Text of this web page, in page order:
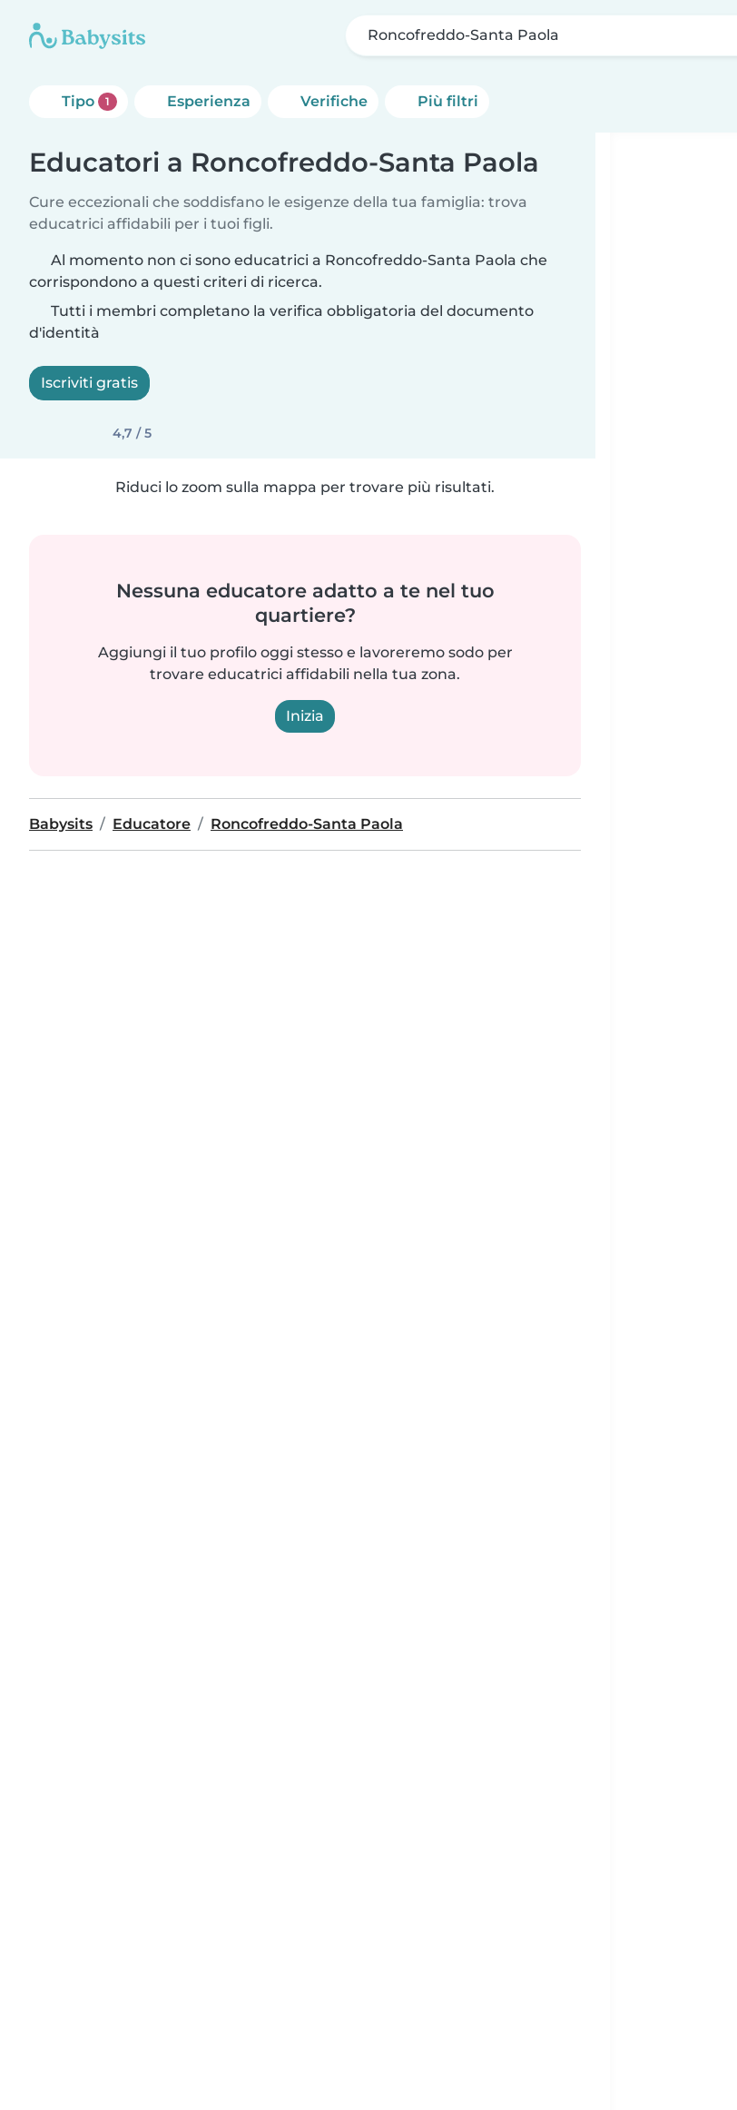
Roncofreddo-Santa Paola
Tipo 1 Esperienza Verifiche Più filtri
Educatori a Roncofreddo-Santa Paola
Cure eccezionali che soddisfano le esigenze della tua famiglia: trova
educatrici affidabili per i tuoi figli.
Al momento non ci sono educatrici a Roncofreddo-Santa Paola che
corrispondono a questi criteri di ricerca.
Tutti i membri completano la verifica obbligatoria del documento
d'identità
Iscriviti gratis
4,7 / 5
Riduci lo zoom sulla mappa per trovare più risultati.
Nessuna educatore adatto a te nel tuo
quartiere?
Aggiungi il tuo profilo oggi stesso e lavoreremo sodo per
trovare educatrici affidabili nella tua zona.
Inizia
Babysits Educatore Roncofreddo-Santa Paola